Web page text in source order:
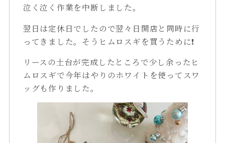
泣く泣く作業を中断しました。
翌日は定休日でしたので翌々日開店と同時に行
ってきました。そうヒムロスギを買うために❗
リースの土台が完成したところで少し余ったヒ
ムロスギで今年はやりのホワイトを使ってスワ
ッグも作りました。